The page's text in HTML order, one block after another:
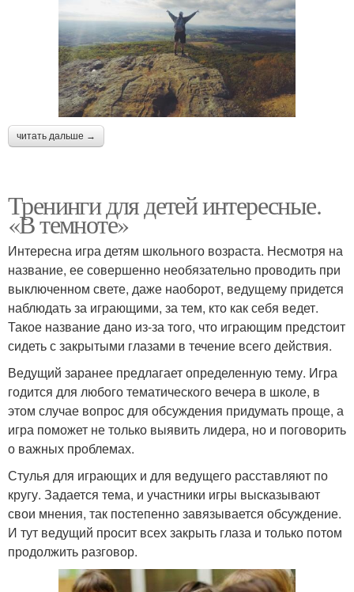
читать дальше →
Тренинги для детей интересные.
«В темноте»
Интересна игра детям школьного возраста. Несмотря на
название, ее совершенно необязательно проводить при
выключенном свете, даже наоборот, ведущему придется
наблюдать за играющими, за тем, кто как себя ведет.
Такое название дано из-за того, что играющим предстоит
сидеть с закрытыми глазами в течение всего действия.
Ведущий заранее предлагает определенную тему. Игра
годится для любого тематического вечера в школе, в
этом случае вопрос для обсуждения придумать проще, а
игра поможет не только выявить лидера, но и поговорить
о важных проблемах.
Стулья для играющих и для ведущего расставляют по
кругу. Задается тема, и участники игры высказывают
свои мнения, так постепенно завязывается обсуждение.
И тут ведущий просит всех закрыть глаза и только потом
продолжить разговор.